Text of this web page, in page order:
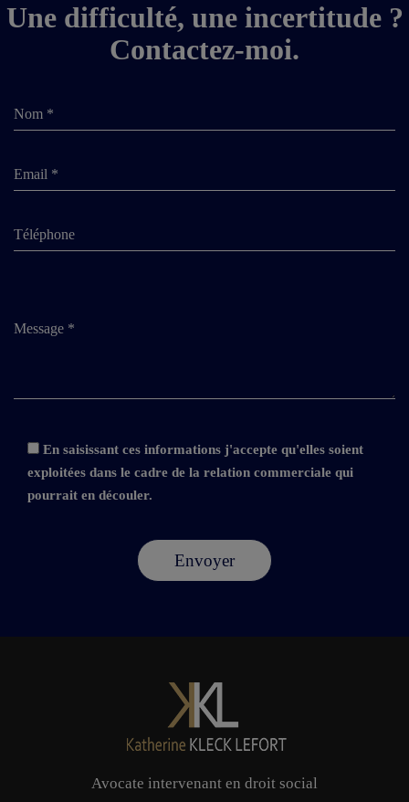
Une difficulté, une incertitude ?
Contactez-moi.
En saisissant ces informations j'accepte qu'elles soient
exploitées dans le cadre de la relation commerciale qui
pourrait en découler.
Avocate intervenant en droit social